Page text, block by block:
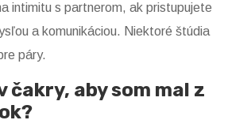
intimitu s partnerom, ak pristupujete
a komunikáciou. Niektoré štúdia
páry.
čakry, aby som mal z